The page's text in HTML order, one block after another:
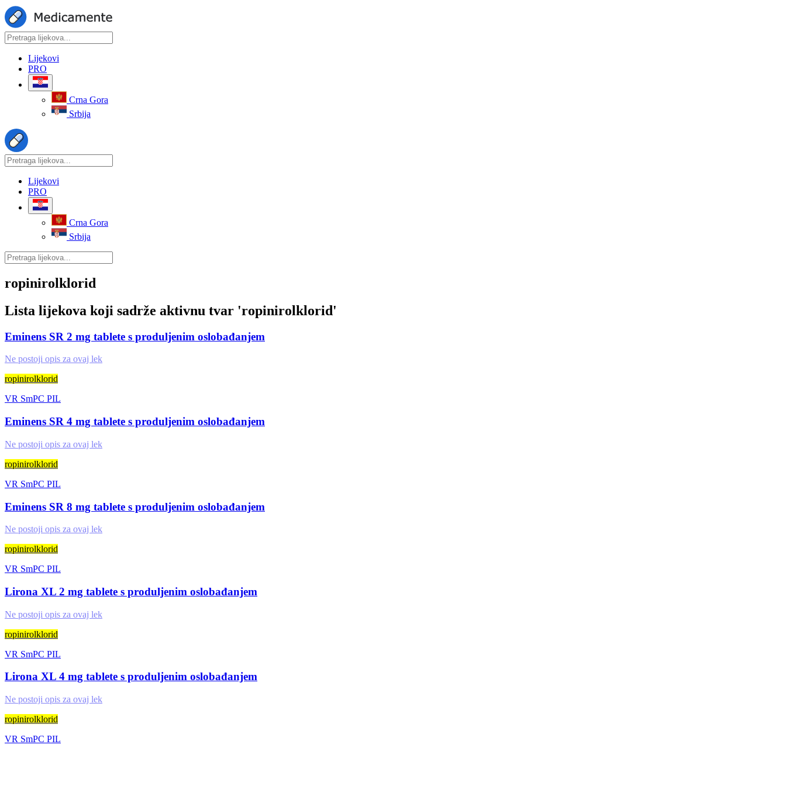
Lijekovi
PRO
Crna Gora
Srbija
Lijekovi
PRO
Crna Gora
Srbija
ropinirolklorid
Lista lijekova koji sadrže aktivnu tvar 'ropinirolklorid'
Eminens SR 2 mg tablete s produljenim oslobađanjem
Ne postoji opis za ovaj lek
ropinirolklorid
VR SmPC PIL
Eminens SR 4 mg tablete s produljenim oslobađanjem
Ne postoji opis za ovaj lek
ropinirolklorid
VR SmPC PIL
Eminens SR 8 mg tablete s produljenim oslobađanjem
Ne postoji opis za ovaj lek
ropinirolklorid
VR SmPC PIL
Lirona XL 2 mg tablete s produljenim oslobađanjem
Ne postoji opis za ovaj lek
ropinirolklorid
VR SmPC PIL
Lirona XL 4 mg tablete s produljenim oslobađanjem
Ne postoji opis za ovaj lek
ropinirolklorid
VR SmPC PIL